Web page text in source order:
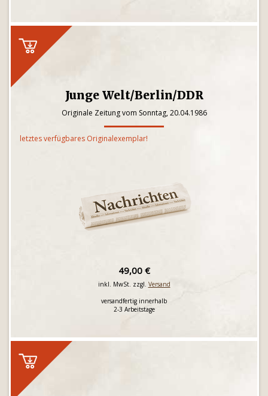
Junge Welt/Berlin/DDR
Originale Zeitung vom Sonntag, 20.04.1986
letztes verfügbares Originalexemplar!
49,00 €
inkl. MwSt. zzgl. Versand
versandfertig innerhalb
2-3 Arbeitstage